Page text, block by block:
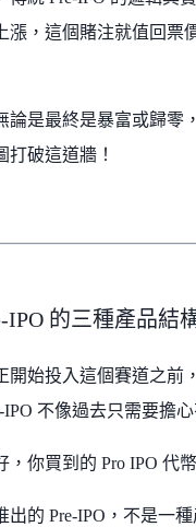
漲，這個賭注就值回票
論是最終是暴富或歸零
打破這道牆！
IPO 的三種產品結
開始投入這個賽道之前
IPO 不像過去只需要擔
，你買到的 Pro IPO 代
出的 Pre-IPO，不是一